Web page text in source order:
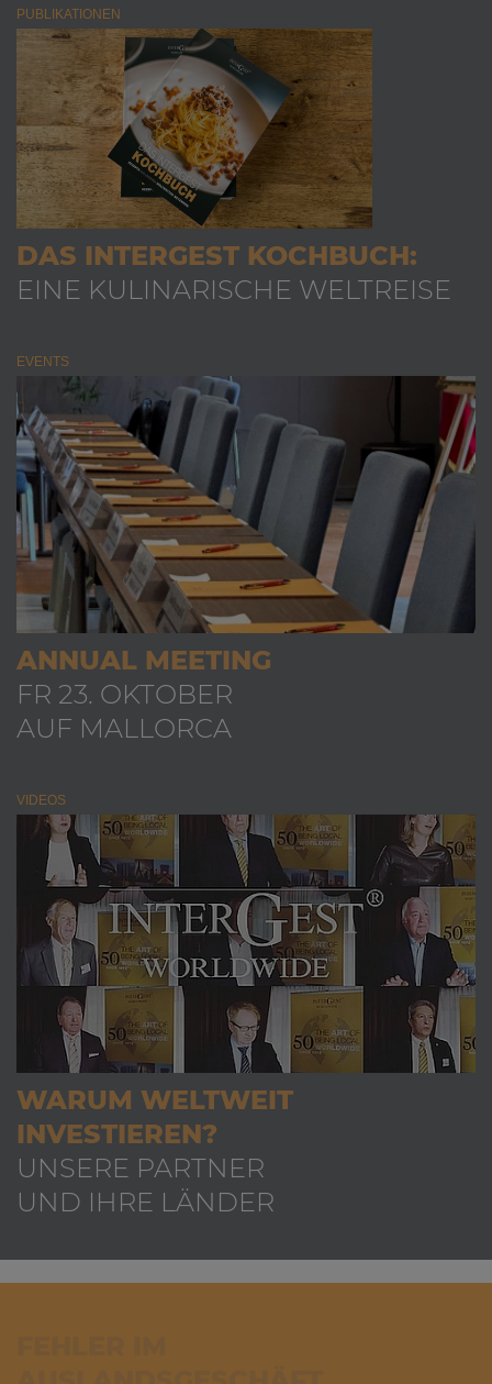
PUBLIKATIONEN
DAS INTERGEST KOCHBUCH:
EINE KULINARISCHE WELTREISE
EVENTS
ANNUAL MEETING
FR 23. OKTOBER
AUF MALLORCA
VIDEOS
WARUM WELTWEIT
INVESTIEREN?
UNSERE PARTNER
UND IHRE LÄNDER